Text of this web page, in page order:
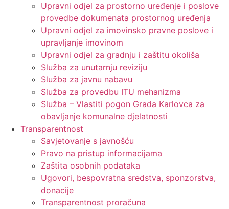
Upravni odjel za prostorno uređenje i poslove
provedbe dokumenata prostornog uređenja
Upravni odjel za imovinsko pravne poslove i
upravljanje imovinom
Upravni odjel za gradnju i zaštitu okoliša
Služba za unutarnju reviziju
Služba za javnu nabavu
Služba za provedbu ITU mehanizma
Služba – Vlastiti pogon Grada Karlovca za
obavljanje komunalne djelatnosti
Transparentnost
Savjetovanje s javnošću
Pravo na pristup informacijama
Zaštita osobnih podataka
Ugovori, bespovratna sredstva, sponzorstva,
donacije
Transparentnost proračuna